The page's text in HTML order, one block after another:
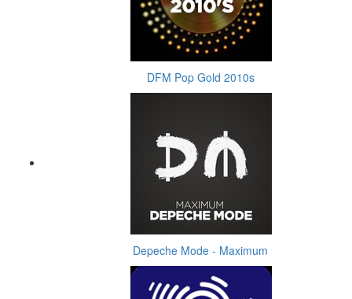
DFM Pop Gold 2010s
Depeche Mode - Maximum